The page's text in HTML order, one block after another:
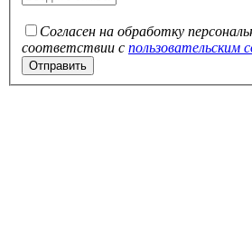
Согласен на обработку
соответствии с пользовательским